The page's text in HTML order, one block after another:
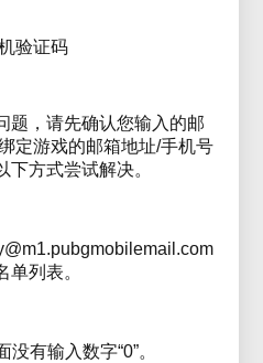
验证码
题，请先确认您输入的邮
定游戏的邮箱地址/手机号
方式尝试解决。
单列表。
有输入数字“0”。